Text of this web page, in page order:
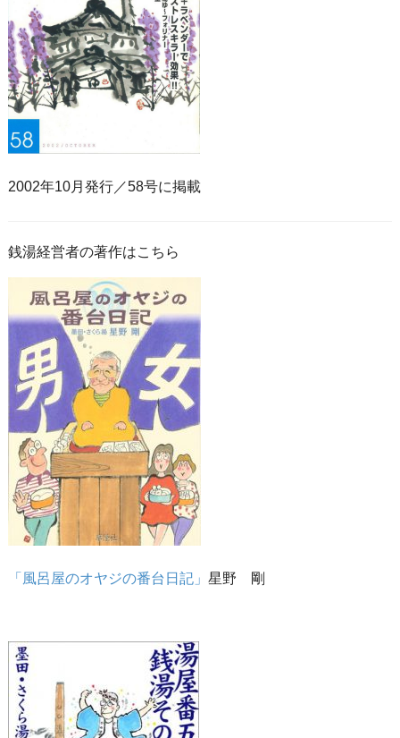
2002年10月発行／58号に掲載
銭湯経営者の著作はこちら
「風呂屋のオヤジの番台日記」 星野 剛